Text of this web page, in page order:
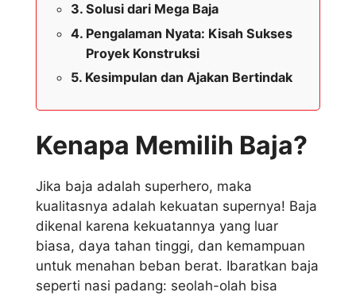
Solusi dari Mega Baja
Pengalaman Nyata: Kisah Sukses
Proyek Konstruksi
Kesimpulan dan Ajakan Bertindak
Kenapa Memilih Baja?
Jika baja adalah superhero, maka
kualitasnya adalah kekuatan supernya! Baja
dikenal karena kekuatannya yang luar
biasa, daya tahan tinggi, dan kemampuan
untuk menahan beban berat. Ibaratkan baja
seperti nasi padang: seolah-olah bisa